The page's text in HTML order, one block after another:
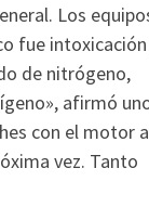
Los
fue
de nitrógeno,
afirmó
con el motor
vez. Tanto